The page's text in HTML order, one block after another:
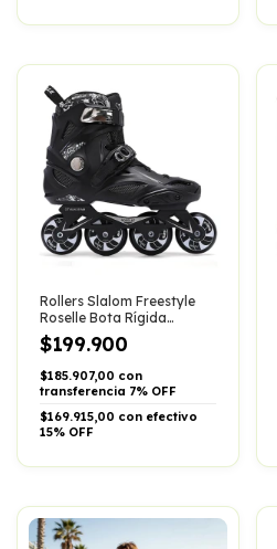
Rollers Slalom Freestyle
Roselle Bota Rígida
Rocker Abec 11
$199.900
$185.907,00 con
transferencia 7% OFF
$169.915,00 con efectivo
15% OFF